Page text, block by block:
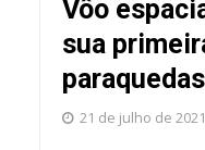
Vôo
sua
paraquedas
21 de julho de 2021